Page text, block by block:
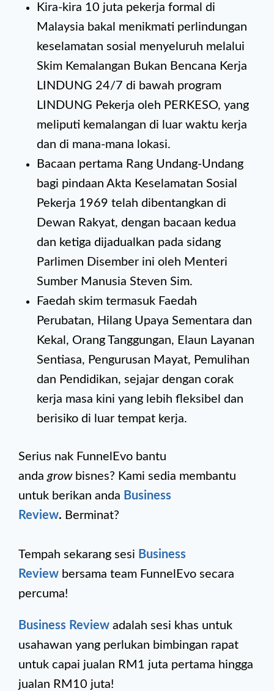
Kira-kira 10 juta pekerja formal di
Malaysia bakal menikmati perlindungan
keselamatan sosial menyeluruh melalui
Skim Kemalangan Bukan Bencana Kerja
LINDUNG 24/7 di bawah program
LINDUNG Pekerja oleh PERKESO, yang
meliputi kemalangan di luar waktu kerja
dan di mana-mana lokasi.
Bacaan pertama Rang Undang-Undang
bagi pindaan Akta Keselamatan Sosial
Pekerja 1969 telah dibentangkan di
Dewan Rakyat, dengan bacaan kedua
dan ketiga dijadualkan pada sidang
Parlimen Disember ini oleh Menteri
Sumber Manusia Steven Sim.
Faedah skim termasuk Faedah
Perubatan, Hilang Upaya Sementara dan
Kekal, Orang Tanggungan, Elaun Layanan
Sentiasa, Pengurusan Mayat, Pemulihan
dan Pendidikan, sejajar dengan corak
kerja masa kini yang lebih fleksibel dan
berisiko di luar tempat kerja.
Serius nak FunnelEvo bantu
anda grow bisnes? Kami sedia membantu
untuk berikan anda Business
Review. Berminat?
Tempah sekarang sesi Business
Review bersama team FunnelEvo secara
percuma!
Business Review adalah sesi khas untuk
usahawan yang perlukan bimbingan rapat
untuk capai jualan RM1 juta pertama hingga
jualan RM10 juta!